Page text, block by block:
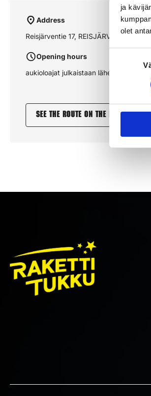
ja
olet
Address
Reisjärventie 17, REISJÄRVI
Opening hours
aukioloajat julkaistaan lähempänä
See the route on the map